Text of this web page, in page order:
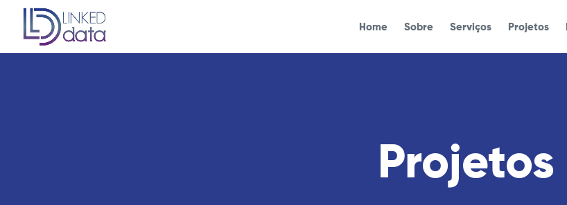
Home Sobre Serviços Projetos
Projetos